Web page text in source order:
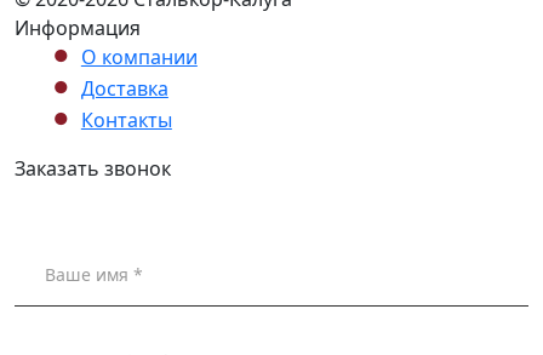
Информация
О компании
Доставка
Контакты
Заказать звонок